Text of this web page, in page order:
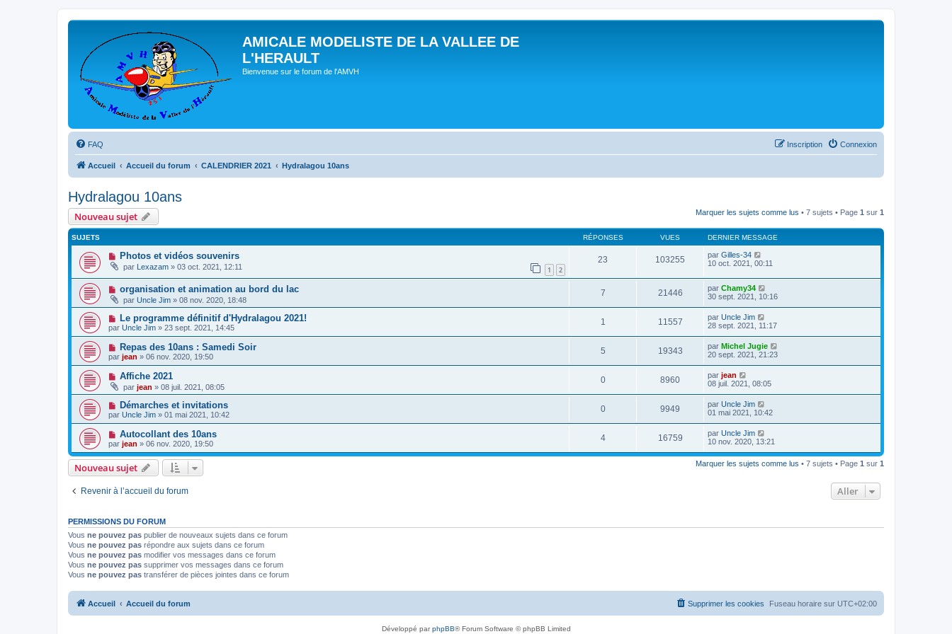
AMICALE MODELISTE DE LA VALLEE DE
L'HERAULT
Bienvenue sur le forum de l'AMVH
FAQ Connexion
Inscription
Accueil Accueil du forum CALENDRIER 2021 Hydralagou 10ans
Hydralagou 10ans
Nouveau sujet Marquer les sujets comme lus • 7 sujets • Page 1 sur 1
SUJETS RÉPONSES VUES DERNIER MESSAGE
Photos et vidéos souvenirs
par Lexazam » 03 oct. 2021, 12:11 1 2
23 103255 par Gilles-34
10 oct. 2021, 00:11
organisation et animation au bord du lac
par Uncle Jim » 08 nov. 2020, 18:48
7 21446 par Chamy34
30 sept. 2021, 10:16
Le programme définitif d'Hydralagou 2021!
par Uncle Jim » 23 sept. 2021, 14:45
1 11557 par Uncle Jim
28 sept. 2021, 11:17
Repas des 10ans : Samedi Soir
par jean » 06 nov. 2020, 19:50
5 19343 par Michel Jugie
20 sept. 2021, 21:23
Affiche 2021
par jean » 08 juil. 2021, 08:05
0 8960 par jean
08 juil. 2021, 08:05
Démarches et invitations
par Uncle Jim » 01 mai 2021, 10:42
0 9949 par Uncle Jim
01 mai 2021, 10:42
Autocollant des 10ans
par jean » 06 nov. 2020, 19:50
4 16759 par Uncle Jim
10 nov. 2020, 13:21
Nouveau sujet Marquer les sujets comme lus • 7 sujets • Page 1 sur 1
Revenir à l’accueil du forum Aller
PERMISSIONS DU FORUM
Vous ne pouvez pas publier de nouveaux sujets dans ce forum
Vous ne pouvez pas répondre aux sujets dans ce forum
Vous ne pouvez pas modifier vos messages dans ce forum
Vous ne pouvez pas supprimer vos messages dans ce forum
Vous ne pouvez pas transférer de pièces jointes dans ce forum
Accueil Accueil du forum Fuseau horaire sur UTC+02:00
Supprimer les cookies
Développé parphpBB® Forum Software © phpBB Limited